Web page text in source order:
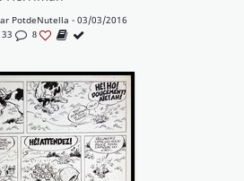
PotdeNutella - 03/03/2016
33 8